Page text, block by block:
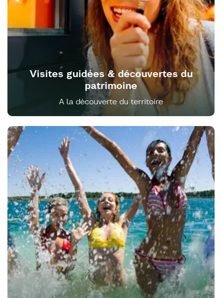
Visites guidées & découvertes du
patrimoine
A la découverte du territoire